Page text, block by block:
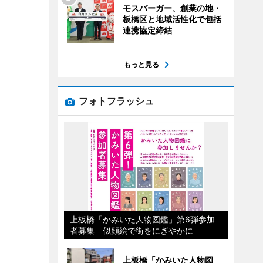
モスバーガー、創業の地・
板橋区と地域活性化で包括
連携協定締結
もっと見る
フォトフラッシュ
上板橋「かみいた人物図鑑」第6弾参加
者募集 似顔絵で街をにぎやかに
上板橋「かみいた人物図